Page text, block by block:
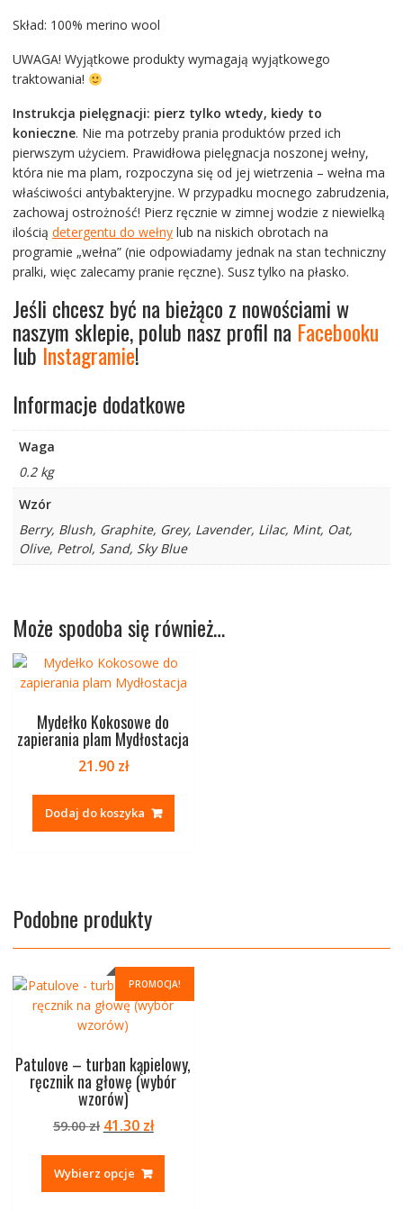
Skład: 100% merino wool
UWAGA! Wyjątkowe produkty wymagają wyjątkowego
traktowania!
Instrukcja pielęgnacji: pierz tylko wtedy, kiedy to
konieczne. Nie ma potrzeby prania produktów przed ich
pierwszym użyciem. Prawidłowa pielęgnacja noszonej wełny,
która nie ma plam, rozpoczyna się od jej wietrzenia – wełna ma
właściwości antybakteryjne. W przypadku mocnego zabrudzenia,
zachowaj ostrożność! Pierz ręcznie w zimnej wodzie z niewielką
ilością detergentu do wełnylub na niskich obrotach na
programie „wełna” (nie odpowiadamy jednak na stan techniczny
pralki, więc zalecamy pranie ręczne). Susz tylko na płasko.
Jeśli chcesz być na bieżąco z nowościami w
naszym sklepie, polub nasz profil na Facebooku
lub Instagramie!
Informacje dodatkowe
Waga
0.2 kg
Wzór
Berry, Blush, Graphite, Grey, Lavender, Lilac, Mint, Oat,
Olive, Petrol, Sand, Sky Blue
Może spodoba się również…
Mydełko Kokosowe do
zapierania plam Mydłostacja
21.90 zł
Dodaj do koszyka
Podobne produkty
PROMOCJA!
Patulove – turban kąpielowy,
ręcznik na głowę (wybór
wzorów)
59.00zł Pierwotna
wynosiła:
59.00 zł.
41.30 złAktualna
Wybierz opcje
Ten
ma